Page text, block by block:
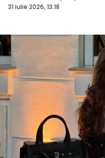
31 iulie 2026, 13:18